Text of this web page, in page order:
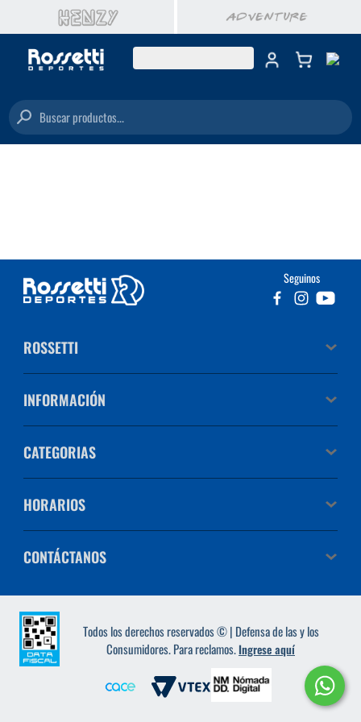
Buscar productos...
Seguinos
ROSSETTI
INFORMACIÓN
CATEGORIAS
HORARIOS
CONTÁCTANOS
Todos los derechos reservados © | Defensa de las y los
Consumidores. Para reclamos.Ingrese aquí